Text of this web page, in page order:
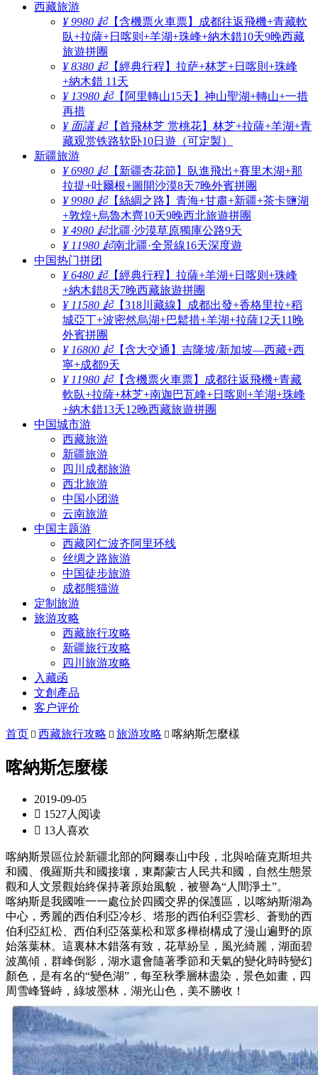
西藏旅游
¥ 9980 起【含機票火車票】成都往返飛機+青藏軟
臥+拉薩+日喀则+羊湖+珠峰+納木錯10天9晚西藏
旅遊拼團
¥ 8380 起【經典行程】拉萨+林芝+日喀則+珠峰
+納木錯 11天
¥ 13980 起【阿里轉山15天】神山聖湖+轉山+一措
再措
¥ 面議 起【首飛林芝 赏桃花】林芝+拉薩+羊湖+青
藏观赏铁路软卧10日遊（可定製）
新疆旅游
¥ 6980 起【新疆杏花節】臥進飛出+賽里木湖+那
拉提+吐爾根+圖開沙漠8天7晚外賓拼團
¥ 9980 起【絲綢之路】青海+甘肅+新疆+茶卡鹽湖
+敦煌+烏魯木齊10天9晚西北旅遊拼團
¥ 4980 起北疆·沙漠草原獨庫公路9天
¥ 11980 起南北疆·全景線16天深度遊
中国热门拼团
¥ 6480 起【經典行程】拉薩+羊湖+日喀则+珠峰
+納木錯8天7晚西藏旅遊拼團
¥ 11580 起【318川藏線】成都出發+香格里拉+稻
城亞丁+波密然烏湖+巴鬆措+羊湖+拉薩12天11晚
外賓拼團
¥ 16800 起【含大交通】吉隆坡/新加坡—西藏+西
寧+成都9天
¥ 11980 起【含機票火車票】成都往返飛機+青藏
軟臥+拉薩+林芝+南迦巴瓦峰+日喀则+羊湖+珠峰
+納木錯13天12晚西藏旅遊拼團
中国城市游
西藏旅游
新疆旅游
四川成都旅游
西北旅游
中国小团游
云南旅游
中国主题游
西藏冈仁波齐阿里环线
丝绸之路旅游
中国徒步旅游
成都熊猫游
定制旅游
旅游攻略
西藏旅行攻略
新疆旅行攻略
四川旅游攻略
入藏函
文創產品
客户评价
首页  西藏旅行攻略  旅游攻略  喀納斯怎麼樣
喀納斯怎麼樣
2019-09-05
 1527人阅读
 13人喜欢
喀納斯景區位於新疆北部的阿爾泰山中段，北與哈薩克斯坦共
和國、俄羅斯共和國接壤，東鄰蒙古人民共和國，自然生態景
觀和人文景觀始終保持著原始風貌，被譽為“人間淨土”。
喀納斯是我國唯一一處位於四國交界的保護區，以喀納斯湖為
中心，秀麗的西伯利亞冷杉、塔形的西伯利亞雲杉、蒼勁的西
伯利亞紅松、西伯利亞落葉松和眾多樺樹構成了漫山遍野的原
始落葉林。這裏林木錯落有致，花草紛呈，風光綺麗，湖面碧
波萬傾，群峰倒影，湖水還會隨著季節和天氣的變化時時變幻
顏色，是有名的“變色湖”，每至秋季層林盡染，景色如畫，四
周雪峰聳峙，綠坡墨林，湖光山色，美不勝收！